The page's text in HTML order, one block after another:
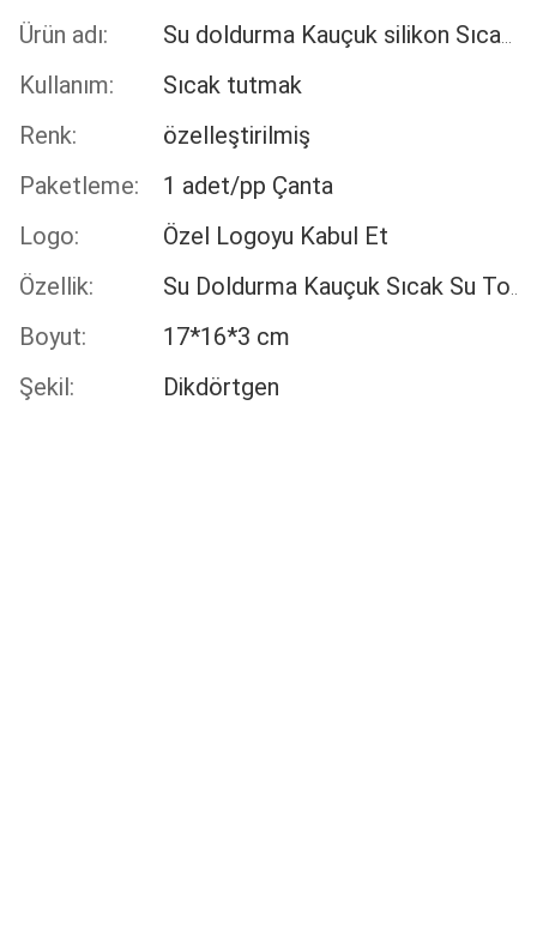
Ürün adı: Su doldurma Kauçuk silikon Sıcak Su Şişesi Torbası Sıcak Isı Paketi Sıcak
Kullanım:
Sıcak tutmak
Renk:
özelleştirilmiş
Paketleme:
1 adet/pp Çanta
Logo:
Özel Logoyu Kabul Et
Özellik:
Su Doldurma Kauçuk Sıcak Su Torbası
Boyut:
17*16*3 cm
Şekil:
Dikdörtgen